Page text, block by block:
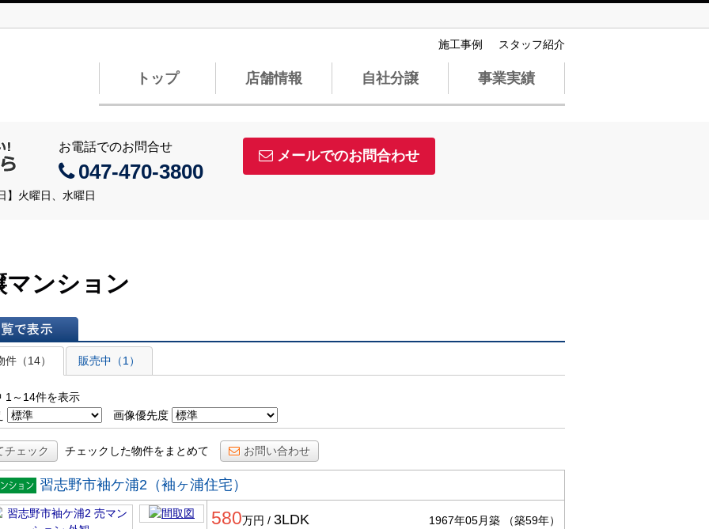
施工事例 スタッフ紹介
トップ 店舗情報 自社分譲 事業実績
お電話でのお問合せ
047-470-3800
メールでのお問合わせ
】火曜日、水曜日
マンション
示
件（14）
販売中（1）
1～14件を表示
画像優先度
チェック チェックした物件をまとめて お問い合わせ
ンシ
習志野市袖ケ浦2（袖ヶ浦住宅）
580万円 / 3LDK 1967年05月築
（築59年）